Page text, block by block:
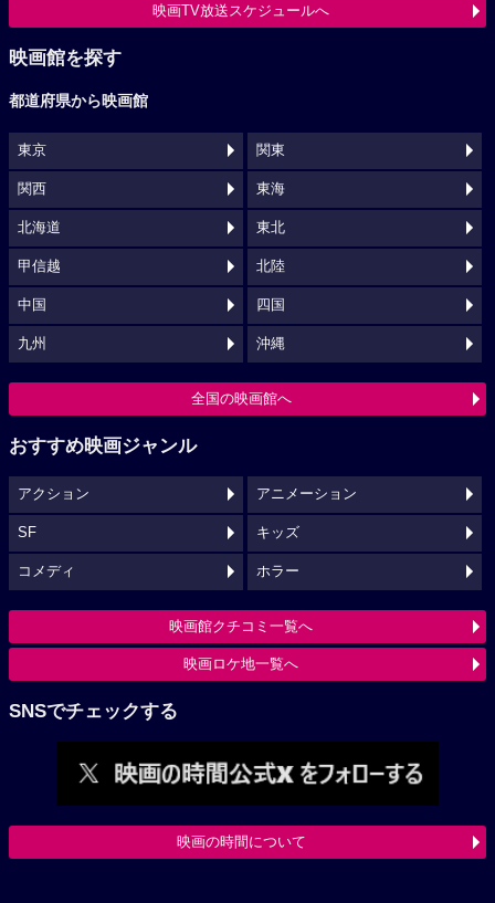
映画TV放送スケジュールへ
映画館を探す
都道府県から映画館
東京 関東
関西 東海
北海道 東北
甲信越 北陸
中国 四国
九州 沖縄
全国の映画館へ
おすすめ映画ジャンル
アクション アニメーション
SF キッズ
コメディ ホラー
映画館クチコミ一覧へ
映画ロケ地一覧へ
SNSでチェックする
映画の時間について